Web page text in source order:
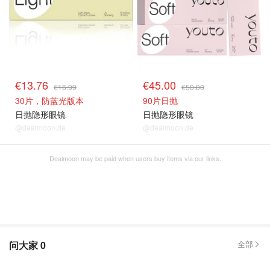
€13.76 €16.99
30片，防蓝光版本
日抛隐形眼镜
@dealmoon.de
€45.00 €50.00
90片日抛
日抛隐形眼镜
@dealmoon.de
Dealmoon may be paid when users buy items via our links.
问大家0 全部